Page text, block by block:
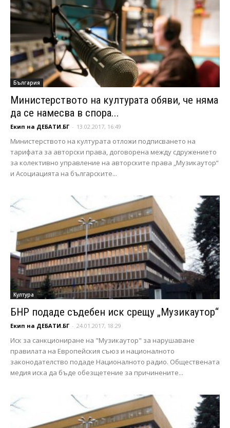
България
Министерството на културата обяви, че няма
да се намесва в спора...
Екип на ДЕБАТИ.БГ - 13.02.2017, 16:49
Министерството на културата отложи подписването на
тарифата за авторски права, договорена между сдружението
за колективно управление на авторските права „Музикаутор“
и Асоциацията на българските...
Култура
БНР подаде съдебен иск срещу „Музикаутор“
Екип на ДЕБАТИ.БГ - 24.01.2017, 18:29
Иск за санкциониране на "Музикаутор" за нарушаване
правилата на Европейския съюз и националното
законодателство подаде Националното радио. Обществената
медия иска да бъде обезщетение за причинените...